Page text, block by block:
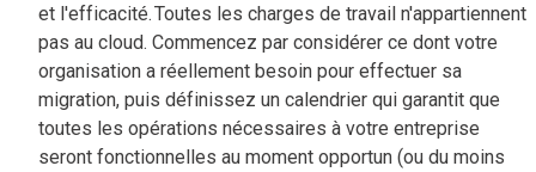
et l'efficacité. Toutes les charges de travail n'appartiennent
pas au cloud. Commencez par considérer ce dont votre
organisation a réellement besoin pour effectuer sa
migration, puis définissez un calendrier qui garantit que
toutes les opérations nécessaires à votre entreprise
seront fonctionnelles au moment opportun (ou du moins